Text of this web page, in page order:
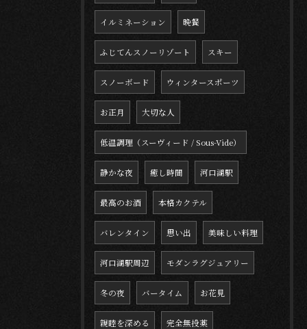
イルミネーション 晩餐
ふじてんスノーリゾート スキー
スノーボード ウィンタースポーツ
お正月 大切な人
低温調理（スーヴィード / Sous-Vide）
静かな夜 癒し時間 河口湖駅
最高のお酒 本格カクテル
バレンタイン 思い出 美味しい料理
河口湖駅周辺 モダンラグジュアリー
冬の夜 バータイム お花見
親睦を深める 完全無投薬